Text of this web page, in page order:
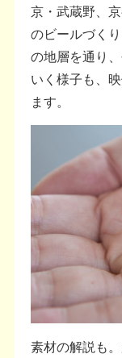
京・武蔵野、
のビールづく
の地層を通り
いく様子も、
ます。
素材の解説も